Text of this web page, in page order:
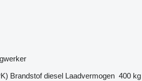
Brandstof diesel Laadvermogen 400 kg